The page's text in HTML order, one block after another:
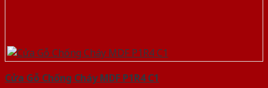
Cửa Gỗ Chống Cháy MDF P1R4 C1